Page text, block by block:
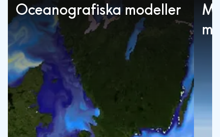
Oceanografiska modeller